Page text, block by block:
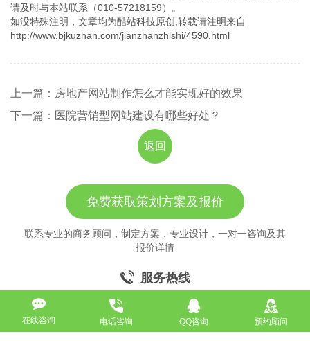
请及时与本站联系（010-57218159）。
如没特殊注明，文章均为酷站科技原创,转载请注明来自
http://www.bjkuzhan.com/jianzhanzhishi/4590.html
上一篇：房地产网站制作怎么才能实现好的效果
下一篇：医院营销型网站建设有哪些好处？
返回
免费获取策划方案及报价
联系专业的商务顾问，制定方案，专业设计，一对一咨询及其
报价详情
服务热线
18911184380
在线咨询 电话咨询 QQ咨询 预约顾问